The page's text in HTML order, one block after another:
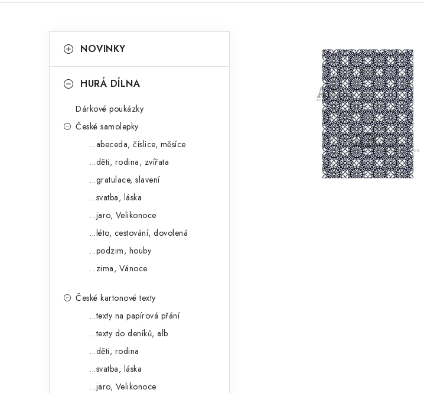
okategorie
a
NOVINKY
HURÁ DÍLNA
Dárkové poukázky
České samolepky
...abeceda, číslice, měsíce
...děti, rodina, zvířata
...gratulace, slavení
...svatba, láska
...jaro, Velikonoce
...léto, cestování, dovolená
...podzim, houby
...zima, Vánoce
České kartonové texty
...texty na papírová přání
...texty do deníků, alb
...děti, rodina
...svatba, láska
...jaro, Velikonoce